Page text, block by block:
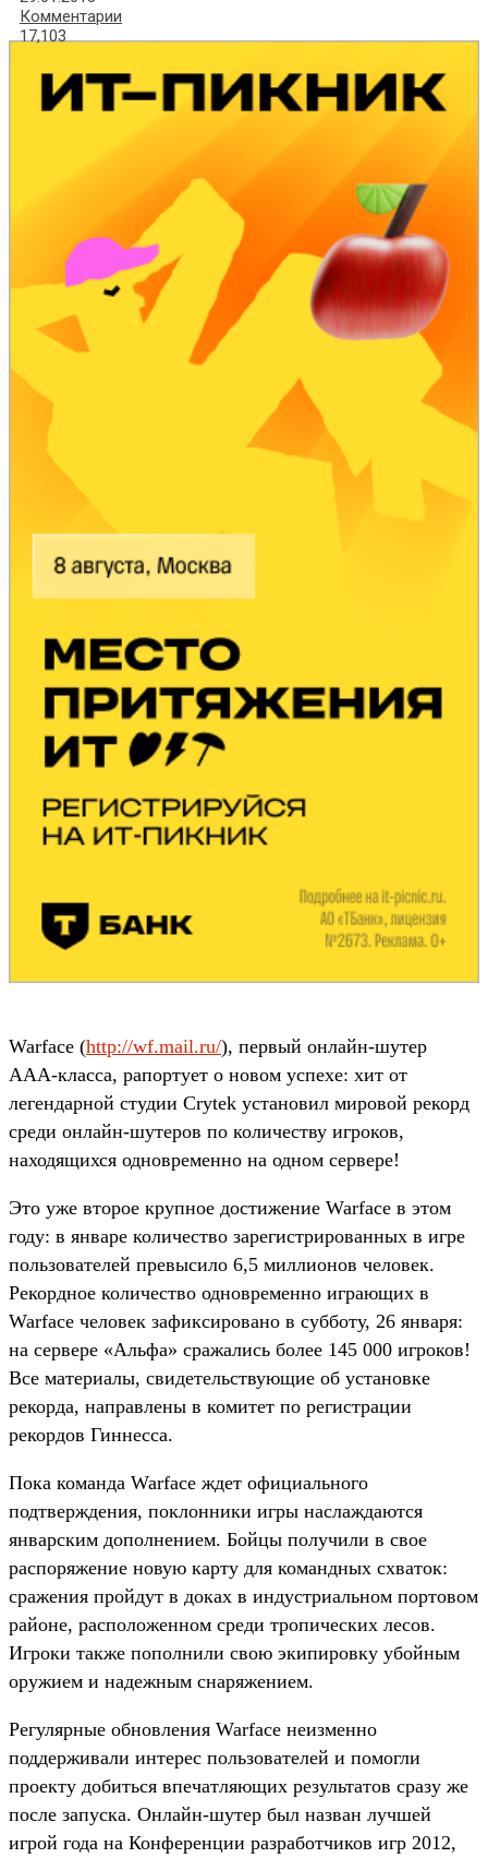
Комментарии
17,103
Warface (http://wf.mail.ru/), первый онлайн-шутер
ААА-класса, рапортует о новом успехе: хит от
легендарной студии Crytek установил мировой рекорд
среди онлайн-шутеров по количеству игроков,
находящихся одновременно на одном сервере!
Это уже второе крупное достижение Warface в этом
году: в январе количество зарегистрированных в игре
пользователей превысило 6,5 миллионов человек.
Рекордное количество одновременно играющих в
Warface человек зафиксировано в субботу, 26 января:
на сервере «Альфа» сражались более 145 000 игроков!
Все материалы, свидетельствующие об установке
рекорда, направлены в комитет по регистрации
рекордов Гиннесса.
Пока команда Warface ждет официального
подтверждения, поклонники игры наслаждаются
январским дополнением. Бойцы получили в свое
распоряжение новую карту для командных схваток:
сражения пройдут в доках в индустриальном портовом
районе, расположенном среди тропических лесов.
Игроки также пополнили свою экипировку убойным
оружием и надежным снаряжением.
Регулярные обновления Warface неизменно
поддерживали интерес пользователей и помогли
проекту добиться впечатляющих результатов сразу же
после запуска. Онлайн-шутер был назван лучшей
игрой года на Конференции разработчиков игр 2012,